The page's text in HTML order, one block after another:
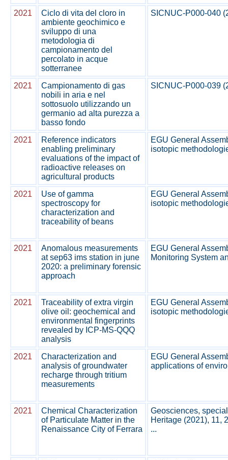
2021
Ciclo di vita del cloro in
ambiente geochimico e
sviluppo di una
metodologia di
campionamento del
percolato in acque
sotterranee
SICNUC-P000-040
2021
Campionamento di gas
nobili in aria e nel
sottosuolo utilizzando un
germanio ad alta purezza a
basso fondo
SICNUC-P000-039
2021
Reference indicators
enabling preliminary
evaluations of the impact of
radioactive releases on
agricultural products
EGU General
isotopic
2021
Use of gamma
spectroscopy for
characterization and
traceability of beans
EGU General
isotopic
2021
Anomalous measurements
at sep63 ims station in june
2020: a preliminary forensic
approach
EGU General
Monitoring System
2021
Traceability of extra virgin
olive oil: geochemical and
environmental fingerprints
revealed by ICP-MS-QQQ
analysis
EGU General
isotopic
2021
Characterization and
analysis of groundwater
recharge through tritium
measurements
EGU General
applications of
2021
Chemical Characterization
of Particulate Matter in the
Renaissance City of Ferrara
Geosciences,
Heritage (2021), 11,
...